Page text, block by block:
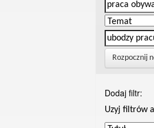
Rozpocznij
Dodaj filtr:
Uzyj filtrów